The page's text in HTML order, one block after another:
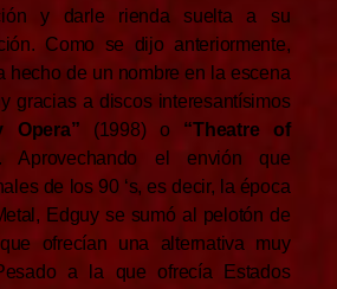
y darle rienda suelta a su
Como se dijo anteriormente,
hecho de un nombre en la escena
gracias a discos interesantísimos
Opera” (1998) o “Theatre of
Aprovechando el envión que
de los 90 ‘s, es decir, la época
Edguy se sumó al pelotón de
ofrecían una alternativa muy
a la que ofrecía Estados